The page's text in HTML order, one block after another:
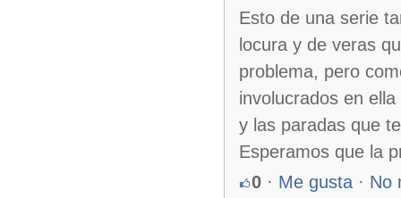
Esto de una serie
locura y de veras
problema, pero
involucrados en
y las paradas que
Esperamos que la
0 · Me gusta · No